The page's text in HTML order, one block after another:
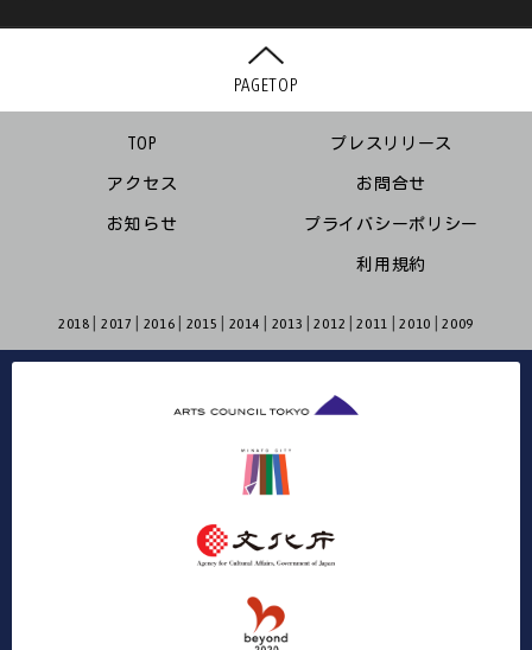
PAGETOP
TOP
アクセス
お知らせ
プレスリリース
お問合せ
プライバシーポリシー
利用規約
2018 2017 2016 2015 2014 2013 2012 2011 2010 2009